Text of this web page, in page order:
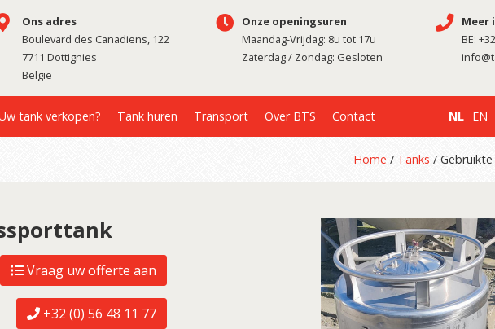
Ons adres
Boulevard des Canadiens, 122
7711 Dottignies
België
Onze openingsuren
Maandag-Vrijdag: 8u tot 17u
Zaterdag / Zondag: Gesloten
Meer
BE:
tank verkopen? Tank huren Transport Over BTS Contact NL EN
Home / Tanks /
Vraag uw offerte aan
+32 (0) 56 48 11 77